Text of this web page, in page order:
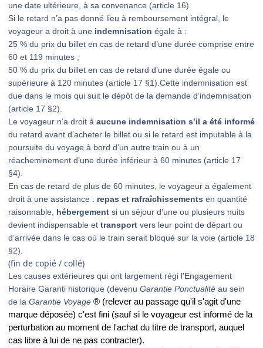
une date ultérieure, à sa convenance (article 16).
Si le retard n’a pas donné lieu à remboursement intégral, le
voyageur a droit à une indemnisation égale à :
25 % du prix du billet en cas de retard d’une durée comprise entre
60 et 119 minutes ;
50 % du prix du billet en cas de retard d’une durée égale ou
supérieure à 120 minutes (article 17 §1).Cette indemnisation est
due dans le mois qui suit le dépôt de la demande d’indemnisation
(article 17 §2).
Le voyageur n’a droit à aucune indemnisation s’il a été informé
du retard avant d’acheter le billet ou si le retard est imputable à la
poursuite du voyage à bord d’un autre train ou à un
réacheminement d’une durée inférieur à 60 minutes (article 17
§4).
En cas de retard de plus de 60 minutes, le voyageur a également
droit à une assistance : repas et rafraîchissements en quantité
raisonnable, hébergement si un séjour d’une ou plusieurs nuits
devient indispensable et transport vers leur point de départ ou
d’arrivée dans le cas où le train serait bloqué sur la voie (article 18
§2).
(fin de copié / collé)
Les causes extérieures qui ont largement régi l'Engagement
Horaire Garanti historique (devenu Garantie Ponctualité au sein
de la Garantie Voyage ® (relever au passage qu'il s'agit d'une
marque déposée) c'est fini (sauf si le voyageur est informé de la
perturbation au moment de l'achat du titre de transport, auquel
cas libre à lui de ne pas contracter).